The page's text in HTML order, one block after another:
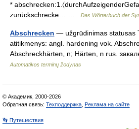
*
zurückschrecke… …
Das Wörterbuch der
Abschrecken — užgrūdinimas statusas
atitikmenys: angl. hardening vok.
Abschreckhärten, n; Härten, n rus.
Automatikos terminų žodynas
© Академик, 2000-2026
Обратная связь: Техподдержка Реклама на сайте
👣 Путешествия